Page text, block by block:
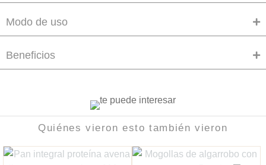
Modo de uso
Beneficios
Quiénes vieron esto también vieron